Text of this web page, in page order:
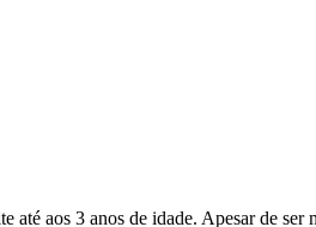
aos 3 anos de idade. Apesar de